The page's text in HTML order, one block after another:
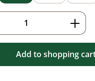
Quantity:
Add to shopping